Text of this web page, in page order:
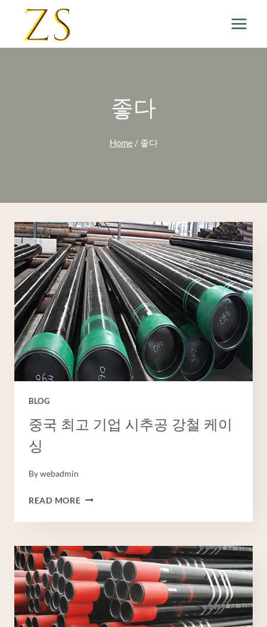
content
좋다
Home / 좋다
BLOG
중국 최고 기업 시추공 강철 케이
싱
Bywebadmin
READ MORE중
최
기
업
시
추
공
강